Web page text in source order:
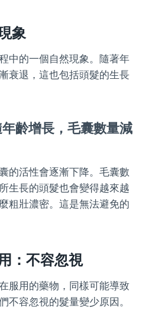
象
中的一個自然現象。隨著年
衰退，這也包括頭髮的生長
齡增長，毛囊數量減
的活性會逐漸下降。毛囊數
生長的頭髮也會變得越來越
粗壯濃密。這是無法避免的
：不容忽視
服用的藥物，同樣可能導致
不容忽視的髮量變少原因。